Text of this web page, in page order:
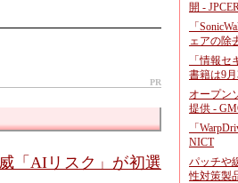
PR
「AIリスク」が初選
開 -
「
ェアの除
「情報
書籍は9
オープン
提供 -
「
NICT
パッチや
性対策製